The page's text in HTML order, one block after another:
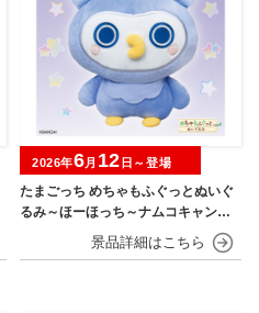
たまごっち めちゃもふぐっとぬいぐ
るみ～ほーほっち～ナムコキャンペ
2026年6月 12 日～登場